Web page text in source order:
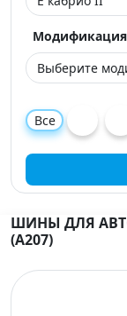
Все
ШИНЫ ДЛЯ
(A207)